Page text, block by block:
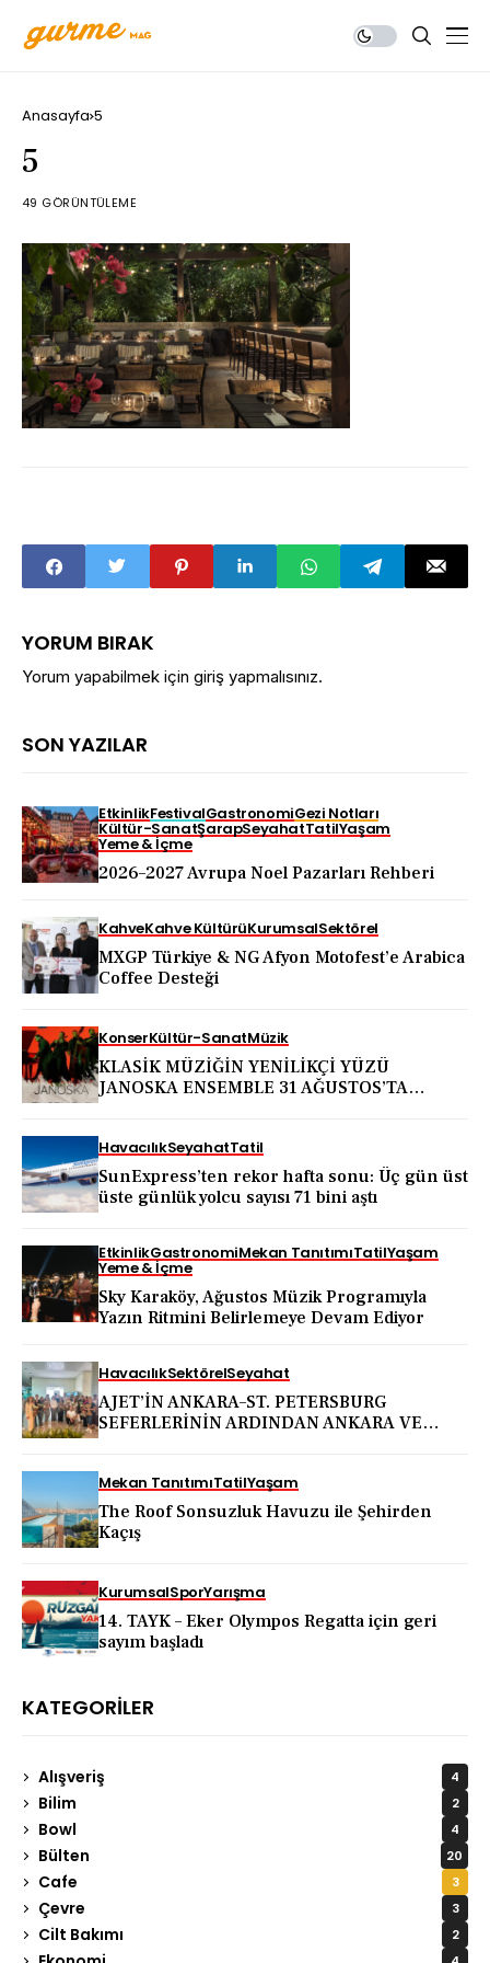
Anasayfa 5
5
49 GÖRÜNTÜLEME
YORUM BIRAK
Yorum yapabilmek için giriş yapmalısınız.
SON YAZILAR
EtkinlikFestivalGastronomiGezi Notları
Kültür-SanatŞarapSeyahatTatilYaşam
Yeme & İçme
2026–2027 Avrupa Noel Pazarları Rehberi
KahveKahve KültürüKurumsalSektörel
MXGP Türkiye & NG Afyon Motofest’e Arabica
Coffee Desteği
KonserKültür-SanatMüzik
KLASİK MÜZİĞİN YENİLİKÇİ YÜZÜ
JANOSKA ENSEMBLE 31 AĞUSTOS’TA
HavacılıkSeyahatTatil
SunExpress’ten rekor hafta sonu: Üç gün üst
üste günlük yolcu sayısı 71 bini aştı
EtkinlikGastronomiMekan TanıtımıTatilYaşam
Yeme & İçme
Sky Karaköy, Ağustos Müzik Programıyla
Yazın Ritmini Belirlemeye Devam Ediyor
HavacılıkSektörelSeyahat
AJET’İN ANKARA–ST. PETERSBURG
SEFERLERİNİN ARDINDAN ANKARA VE
Mekan TanıtımıTatilYaşam
The Roof Sonsuzluk Havuzu ile Şehirden
Kaçış
KurumsalSporYarışma
14. TAYK – Eker Olympos Regatta için geri
sayım başladı
KATEGORILER
Alışveriş 4
Bilim 2
Bowl 4
Bülten 20
Cafe 3
Çevre 3
Cilt Bakımı 2